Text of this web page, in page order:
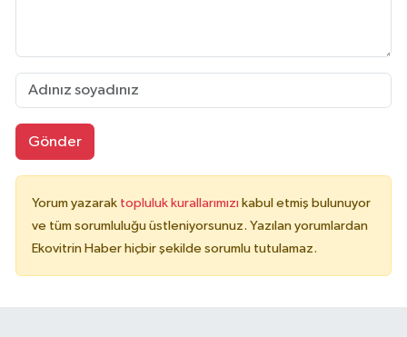
Gönder
Yorum yazarak topluluk kurallarımızı kabul etmiş bulunuyor
ve tüm sorumluluğu üstleniyorsunuz. Yazılan yorumlardan
Ekovitrin Haber hiçbir şekilde sorumlu tutulamaz.